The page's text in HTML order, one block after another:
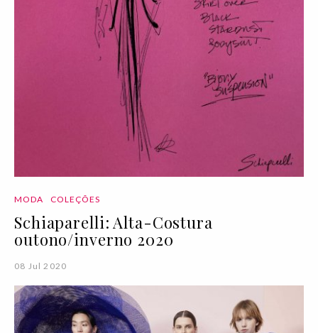
MODA COLEÇÕES
Schiaparelli: Alta-Costura
outono/inverno 2020
08 Jul 2020